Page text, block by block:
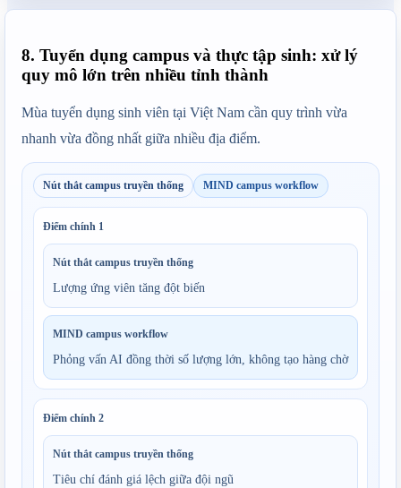
8. Tuyển dụng campus và thực tập sinh: xử lý
quy mô lớn trên nhiều tỉnh thành
Mùa tuyển dụng sinh viên tại Việt Nam cần quy trình vừa
nhanh vừa đồng nhất giữa nhiều địa điểm.
Nút thắt campus truyền thống MIND campus workflow
Điểm chính 1
Nút thắt campus truyền thống
Lượng ứng viên tăng đột biến
MIND campus workflow
Phỏng vấn AI đồng thời số lượng lớn, không tạo hàng chờ
Điểm chính 2
Nút thắt campus truyền thống
Tiêu chí đánh giá lệch giữa đội ngũ